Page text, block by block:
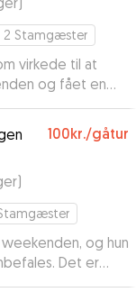
2 Stamgæster
virkede til at
og fået en
mødte Hugos
gerne Laura
100kr./gåtur
)
og hun
Det er
og tilfreds hund